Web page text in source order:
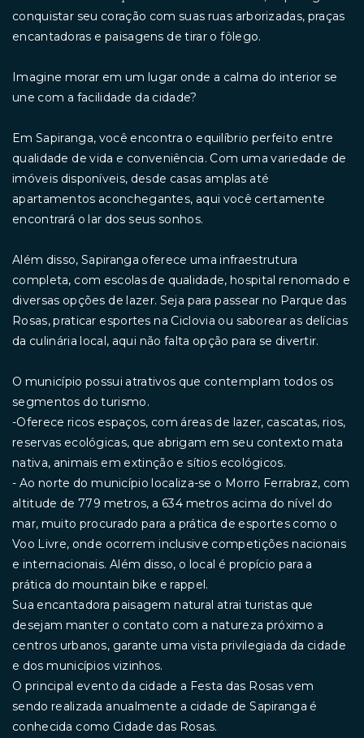
conquistar seu coração com suas ruas arborizadas, praças
encantadoras e paisagens de tirar o fôlego.
Imagine morar em um lugar onde a calma do interior se
une com a facilidade da cidade?
Em Sapiranga, você encontra o equilíbrio perfeito entre
qualidade de vida e conveniência. Com uma variedade de
imóveis disponíveis, desde casas amplas até
apartamentos aconchegantes, aqui você certamente
encontrará o lar dos seus sonhos.
Além disso, Sapiranga oferece uma infraestrutura
completa, com escolas de qualidade, hospital renomado e
diversas opções de lazer. Seja para passear no Parque das
Rosas, praticar esportes na Ciclovia ou saborear as delícias
da culinária local, aqui não falta opção para se divertir.
O município possui atrativos que contemplam todos os
segmentos do turismo.
-Oferece ricos espaços, com áreas de lazer, cascatas, rios,
reservas ecológicas, que abrigam em seu contexto mata
nativa, animais em extinção e sítios ecológicos.
- Ao norte do município localiza-se o Morro Ferrabraz, com
altitude de 779 metros, a 634 metros acima do nível do
mar, muito procurado para a prática de esportes como o
Voo Livre, onde ocorrem inclusive competições nacionais
e internacionais. Além disso, o local é propício para a
prática do mountain bike e rappel.
Sua encantadora paisagem natural atrai turistas que
desejam manter o contato com a natureza próximo a
centros urbanos, garante uma vista privilegiada da cidade
e dos municípios vizinhos.
O principal evento da cidade a Festa das Rosas vem
sendo realizada anualmente a cidade de Sapiranga é
conhecida como Cidade das Rosas.